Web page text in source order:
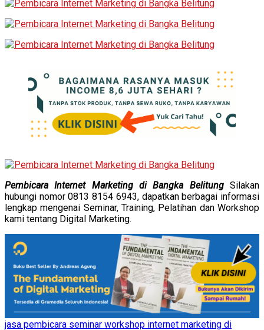
Pembicara Internet Marketing di Bangka Belitung Silakan
hubungi nomor 0813 8154 6943, dapatkan berbagai informasi
lengkap mengenai Seminar, Training, Pelatihan dan Workshop
kami tentang Digital Marketing.
jasa pembicara seminar workshop internet marketing di